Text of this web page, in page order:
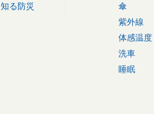
知る防災
傘
紫外線
体感温度
洗車
睡眠